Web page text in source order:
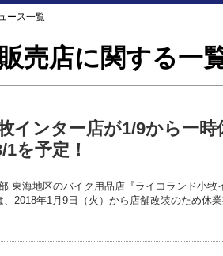
ース一覧
売店に関する一
インター店が1/9から一時
を予定！
東海地区のバイク用品店『ライコランド小牧
2018年1月9日（火）から店舗改装のため休